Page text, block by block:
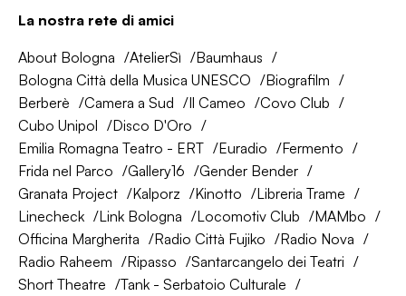
La nostra rete di amici
About Bologna AtelierSì
Baumhaus
Bologna Città della Musica UNESCO
Biografilm
Berberè
Camera a Sud Il Cameo
Covo Club
Cubo Unipol
Disco D'Oro
Emilia Romagna Teatro - ERT
Euradio
Fermento
Frida nel Parco
Gallery16
Gender Bender
Granata Project
Kalporz Kinotto
Libreria Trame
Linecheck
Link Bologna Locomotiv Club
MAMbo
Officina Margherita
Radio Città Fujiko
Radio Nova
Radio Raheem
Ripasso
Santarcangelo dei Teatri
Short Theatre
Tank - Serbatoio Culturale